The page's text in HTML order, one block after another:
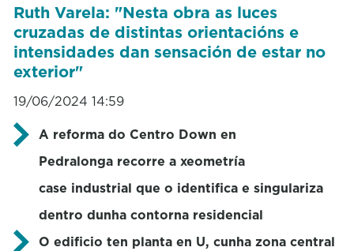
Ruth Varela: "Nesta obra as luces
cruzadas de distintas orientacións e
intensidades dan sensación de estar no
exterior"
19/06/2024 14:59
A reforma do Centro Down en
Pedralonga recorre a xeometría
case industrial que o identifica e singulariza
dentro dunha contorna residencial
O edificio ten planta en U, cunha zona central